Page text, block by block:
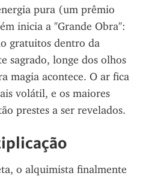
pura (um prêmio
inicia a "Grande Obra":
gratuitos dentro da
sagrado, longe dos olhos
magia acontece. O ar fica
volátil, e os maiores
prestes a ser revelados.
o alquimista finalmente